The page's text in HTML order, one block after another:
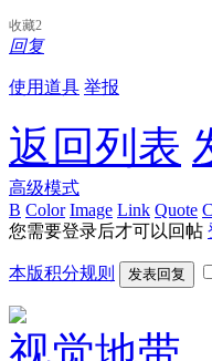
收藏2
回复
使用道具 举报
返回列表
高级模式
B Color Image Link Quote
您需要登录后才可以回帖
本版积分规则 发表回复